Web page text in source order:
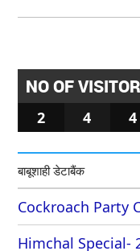
NO OF
2 4 4
बाबूशाही डेटाबैंक
Cockroach Party
Himchal Special-